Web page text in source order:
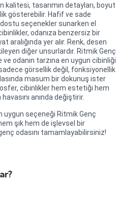
kalitesi, tasarımın detayları, boyut
gösterebilir. Hafif ve sade
seçenekler sunarken el
odanıza benzersiz bir
aralığında yer alır. Renk, desen
diğer unsurlardır. Ritmik Genç
odanın tarzına en uygun cibinliği
görsellik değil, fonksiyonellik
masum bir dokunuş ister
cibinlikler hem estetiği hem
anında değiştirir.
uygun seçeneği Ritmik Genç
şık hem de işlevsel bir
odasını tamamlayabilirsiniz!